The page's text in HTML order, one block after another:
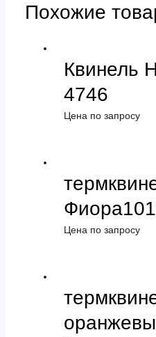
Похожие
Квинель
4746
Цена по запросу
Цена по запросу